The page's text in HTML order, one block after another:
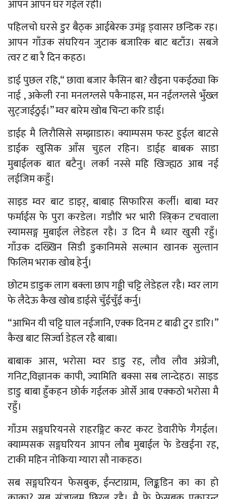
आपन आपन घर गईल रही।
पहिलचो घरसे डुर बैठ्क आईबेरक उमंङ्ग ड्वासर छन्डिक रह।
आपन गाँउक संघरियन जुटाक बजारिक बाट बटाँउ। सबजे
त्वर ट बा रै दिन कहठ।
डाई पुछल रहि,“ छावा बजार कैसिन बा? खैइना पकईठ्या कि
नाई , अकेली रना मनलग्लसे पकैनाहस, मन नईलग्लसे भुँख्ल
सुट्जाईठुई।” म्वर बारेम खोब चिन्टा करि डाई।
डाईह मै लिरौसिसे सम्झाडारु। क्याम्पसम फस्ट हुईल बाटसे
डाईक खुसिक आँस चुहल रहिन। डाईह बाबक साडा
मुबाईलक बात बटैनु। लर्का नस्से महि खिज्ह्यठ आब नई
लईजिम कहुँ।
साइड म्वर बाट डाइर्, बाबाह सिफारिस कर्ली। बाबा म्वर
फर्माईस फे पुरा करडेल। गडौरि भर भारी स्त्रि्कन टचवाला
स्यामसङ्ग मुबाईल लेडेहल रहै। उ दिन मै ध्यार खुसी रहुँ।
गाँउक दख्खिन सिडी डुकानिमसे सल्मान खानक सुल्तान
फिलिम भराक खोब हेर्नु।
छोटम डाडुक लाग बक्ला छाप गड्डी चट्टि लेडेहल रहै। म्वर लाग
फे लैदेऊ कैख खोब डाईसे चुँईचुँई कर्नु।
“आभिन यी चट्टि घाल नईजानि, एक्क दिनम ट बाढी टुर डारि।”
कैख बाट सिर्ज्वा डेहल रहै बाबा।
बाबाक आस, भरोसा म्वर डाडु रह, लौव लौव अंग्रेजी,
गनिट,विज्ञानक कापी, ज्यामिति बक्सा सब लान्देहठ। साइड
डाडु बाबा हुँकहन छोर्क गईलक ओर्से आब एक्कठो भरोसा मै
रहुँ।
गाँउम सङ्गघरियनसे राहरङ्गिट करट करट डेवारीफे गैगईल।
क्याम्पसक सङ्गघरियन आपन लौब मुबाईल फे डेखईना रह,
टाकी महिन नोकिया ग्यारा सौ नाकहठ।
सब सङ्गघरियन फेसबुक, ईन्स्टाग्राम, लिङ्कडिन का का हो